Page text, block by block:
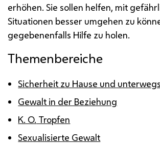
erhöhen. Sie sollen helfen, mit
Situationen besser umgehen zu
gegebenenfalls Hilfe zu holen.
Themenbereiche
Sicherheit zu Hause und unterwegs
Gewalt in der Beziehung
K. O. Tropfen
Sexualisierte Gewalt